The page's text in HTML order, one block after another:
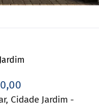
Cidade Jardim -